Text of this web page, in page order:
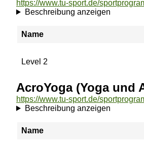
Beschreibung anzeigen
Name
Level 2
AcroYoga (Yoga und
Beschreibung anzeigen
Name